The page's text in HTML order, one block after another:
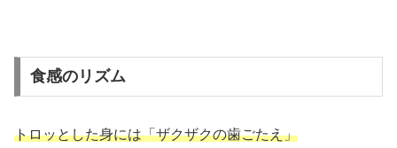
食感のリズム
トロッとした身には「ザクザクの歯ごたえ」